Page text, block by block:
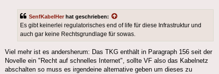
SenfKabelHer hat geschrieben:
Es gibt keinerlei regulatorisches end of life für diese Infrastruktur und
auch gar keine Rechtsgrundlage für sowas.
Viel mehr ist es andersherum: Das TKG enthält in Paragraph 156 seit der
Novelle ein "Recht auf schnelles Internet", sollte VF also das Kabelnetz
abschalten so muss es irgendeine alternative geben um dieses zu